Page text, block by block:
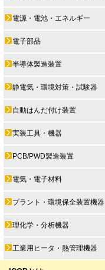
電源・電池・エネルギー
電子部品
半導体製造装置
静電気・環境対策・試験器
自動はんだ付け装置
実装工具・機器
PCB/PWD製造装置
電気・電子材料
プラント・環境保全装置機器
理化学・分析機器
工業用ヒータ・熱管理機器